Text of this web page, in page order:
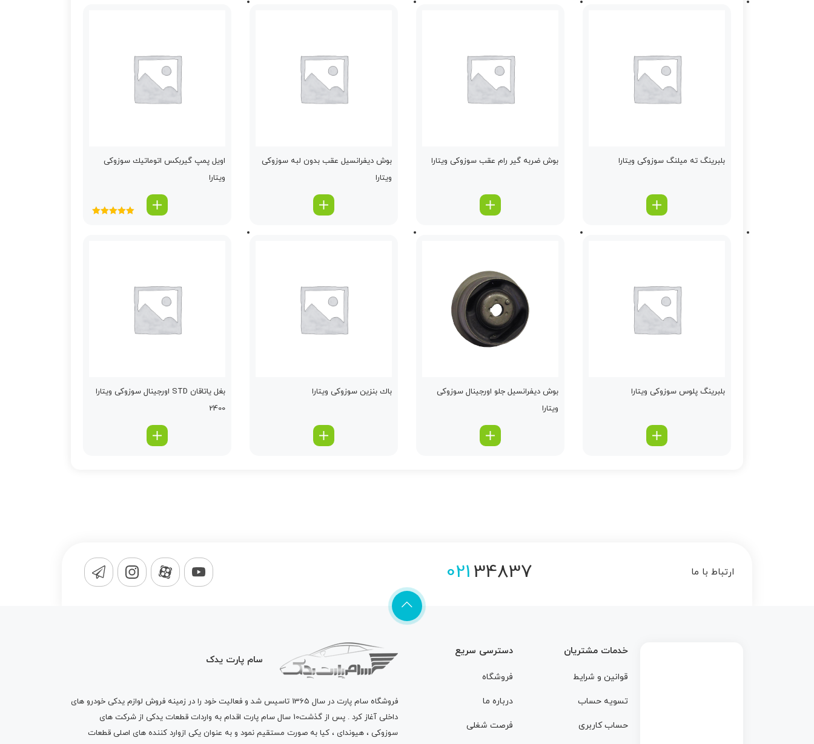
بلبرینگ ته میلنگ سوزوکی ویتارا بوش ضربه گیر رام عقب سوزوکی ویتارا
بوش دیفرانسیل عقب بدون لبه سوزوکی
ویتارا
اویل پمپ گیربكس اتوماتیك سوزوکی
ویتارا
بلبرینگ پلوس سوزوکی ویتارا
بوش دیفرانسیل جلو اورجینال سوزوکی
ویتارا
باك بنزین سوزوکی ویتارا
بغل یاتاقان STD اورجینال سوزوکی ویتارا
2400
ارتباط با ما 02134837
خدمات مشتریان
قوانین و شرایط
تسویه حساب
حساب کاربری
دسترسی سریع
فروشگاه
درباره ما
فرصت شغلی
سام پارت یدک
فروشگاه سام پارت
در سال 1365 تاسیس شد و فعالیت خود را در زمینه فروش لوازم یدکی خودرو های
داخلی آغاز کرد . پس از گذشت10 سال سام پارت اقدام به واردات قطعات یدکی از شرکت های
سوزوکی ، هیوندای ، کیا به صورت مستقیم نمود و به عنوان یکی ازوارد کننده های اصلی قطعات